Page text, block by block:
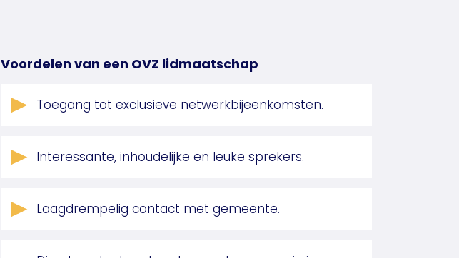
Voordelen van een OVZ lidmaatschap
Toegang tot exclusieve netwerkbijeenkomsten.
Interessante, inhoudelijke en leuke sprekers.
Laagdrempelig contact met gemeente.